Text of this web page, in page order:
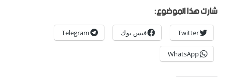
شارك هذا الموضوع:
Twitter فيس بوك Telegram
WhatsApp